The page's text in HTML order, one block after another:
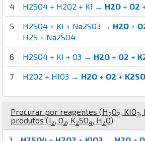
4 H2SO4 + H2O2 + KI → H2O + O2
5 H2SO4 + KI + Na2SO3 → H2O +
H2S + Na2SO4
6 H2SO4 + KI + O3 → H2O + O2 +
7 H2O2 + HIO3 → H2O + O2 +
Procurar por reagentes (H 2O2 KIO3
produtos (I 2 O2 K2SO4 H 2O)